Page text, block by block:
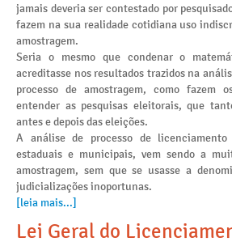
jamais deveria ser contestado por
fazem na sua realidade cotidiana uso
amostragem.
Seria o mesmo que condenar o
acreditasse nos resultados trazidos na
processo de amostragem, como fazem
entender as pesquisas eleitorais, que
antes e depois das eleições.
A análise de processo de
estaduais e municipais, vem sendo a
amostragem, sem que se usasse a
judicializações inoportunas.
[leia mais...]
Lei Geral do